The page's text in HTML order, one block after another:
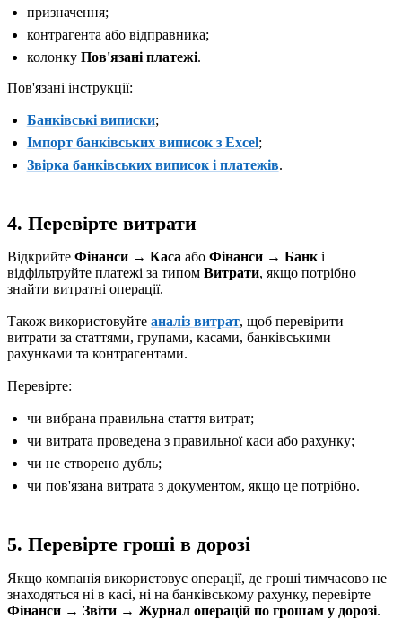
призначення;
контрагента або відправника;
колонку Пов'язані платежі.
Пов'язані інструкції:
Банківські виписки;
Імпорт банківських виписок з Excel;
Звірка банківських виписок і платежів.
4. Перевірте витрати
Відкрийте Фінанси → Каса або Фінанси → Банк і
відфільтруйте платежі за типом Витрати, якщо потрібно
знайти витратні операції.
Також використовуйте аналіз витрат, щоб перевірити
витрати за статтями, групами, касами, банківськими
рахунками та контрагентами.
Перевірте:
чи вибрана правильна стаття витрат;
чи витрата проведена з правильної каси або рахунку;
чи не створено дубль;
чи пов'язана витрата з документом, якщо це потрібно.
5. Перевірте гроші в дорозі
Якщо компанія використовує операції, де гроші тимчасово не
знаходяться ні в касі, ні на банківському рахунку, перевірте
Фінанси → Звіти → Журнал операцій по грошам у дорозі.